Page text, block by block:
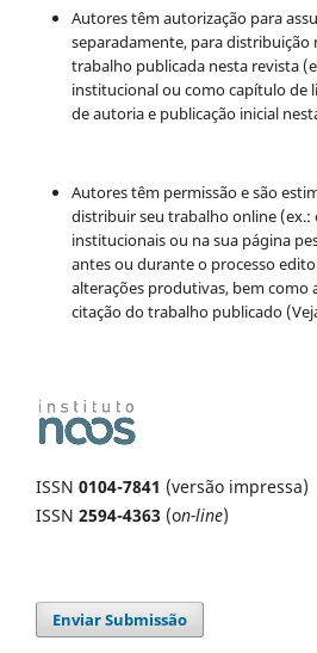
Autores têm autorização para
separadamente, para distribuição
trabalho publicada nesta revista
institucional ou como capítulo de
de autoria e publicação inicial
Autores têm permissão e são
distribuir seu trabalho online (ex.:
institucionais ou na sua página
antes ou durante o processo
alterações produtivas, bem como
citação do trabalho publicado
ISSN 0104-7841 (versão impressa)
ISSN 2594-4363 (on-line)
Enviar Submissão